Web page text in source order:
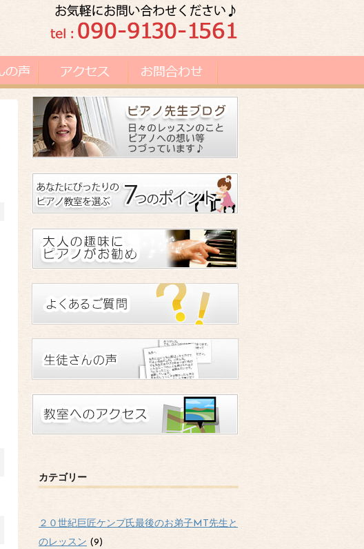
カテゴリー
２０世紀巨匠ケンプ氏最後のお弟子MT先生と
のレッスン (9)